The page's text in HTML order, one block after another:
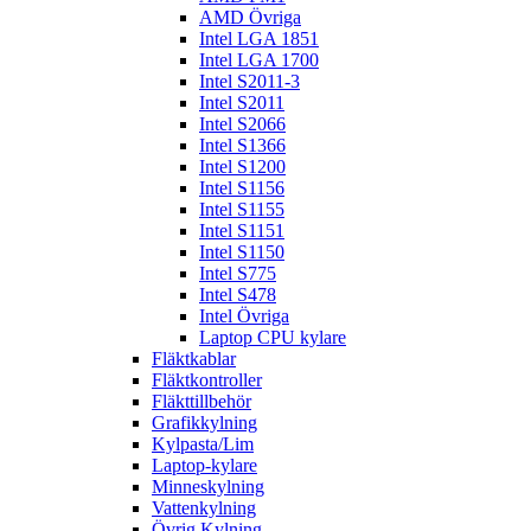
AMD Övriga
Intel LGA 1851
Intel LGA 1700
Intel S2011-3
Intel S2011
Intel S2066
Intel S1366
Intel S1200
Intel S1156
Intel S1155
Intel S1151
Intel S1150
Intel S775
Intel S478
Intel Övriga
Laptop CPU kylare
Fläktkablar
Fläktkontroller
Fläkttillbehör
Grafikkylning
Kylpasta/Lim
Laptop-kylare
Minneskylning
Vattenkylning